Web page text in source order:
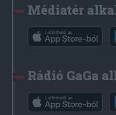
Médiatér
Rádió GaGa